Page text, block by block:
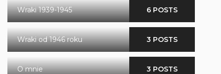
Wraki 1939-1945 6 POSTS
Wraki od 1946 roku 3 POSTS
O mnie 3 POSTS